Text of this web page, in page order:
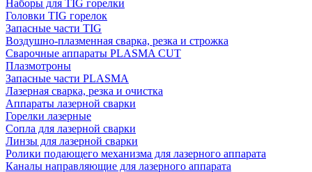
Наборы для TIG горелки
Головки TIG горелок
Запасные части TIG
Воздушно-плазменная сварка, резка и строжка
Сварочные аппараты PLASMA CUT
Плазмотроны
Запасные части PLASMA
Лазерная сварка, резка и очистка
Аппараты лазерной сварки
Горелки лазерные
Сопла для лазерной сварки
Линзы для лазерной сварки
Ролики подающего механизма для лазерного аппарата
Каналы направляющие для лазерного аппарата